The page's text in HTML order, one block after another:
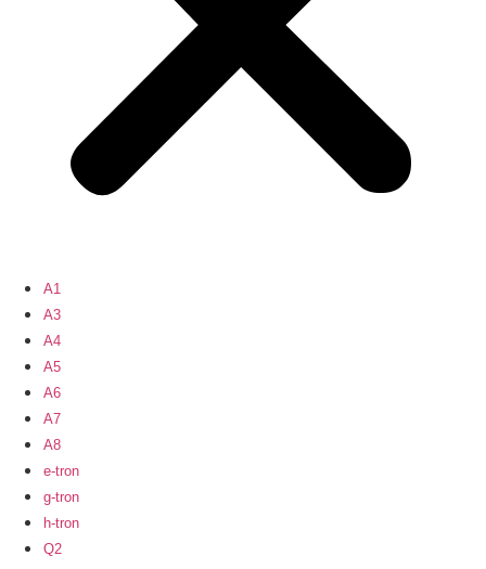
A1
A3
A4
A5
A6
A7
A8
e-tron
g-tron
h-tron
Q2